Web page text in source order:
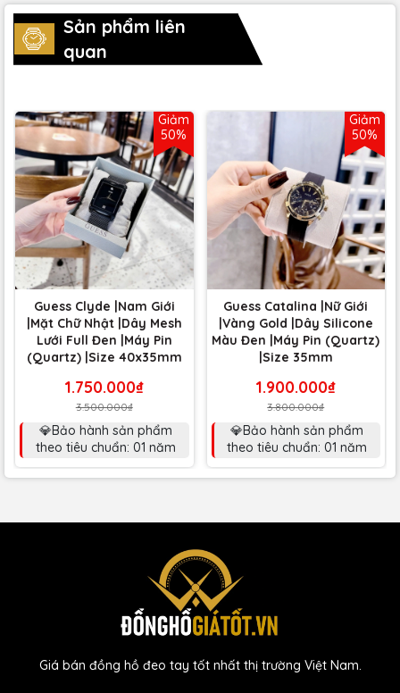
Sản phẩm liên
quan
Giảm
50%
Guess Clyde |Nam Giới
|Mặt Chữ Nhật |Dây Mesh
Lưới Full Đen |Máy Pin
(Quartz) |Size 40x35mm
1.750.000₫
3.500.000₫
💎Bảo hành sản phẩm
theo tiêu chuẩn: 01 năm
Giảm
50%
Guess Catalina |Nữ Giới
|Vàng Gold |Dây Silicone
Màu Đen |Máy Pin (Quartz)
|Size 35mm
1.900.000₫
3.800.000₫
💎Bảo hành sản phẩm
theo tiêu chuẩn: 01 năm
Giá bán đồng hồ đeo tay tốt nhất thị trường Việt Nam.